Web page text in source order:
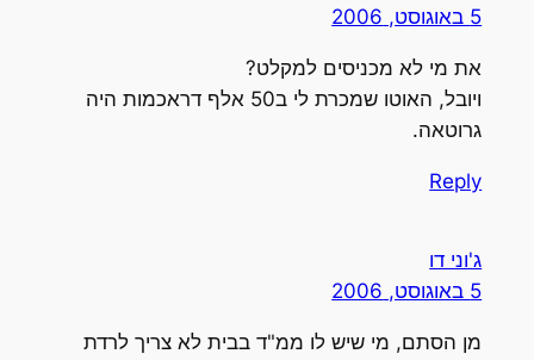
5 באוגוסט, 2006
את מי לא מכניסים למקלט?
ויובל, האוטו שמכרת לי ב50 אלף דראכמות היה
גרוטאה.
Reply
ג'וני דו
5 באוגוסט, 2006
מן הסתם, מי שיש לו ממ"ד בבית לא צריך לרדת